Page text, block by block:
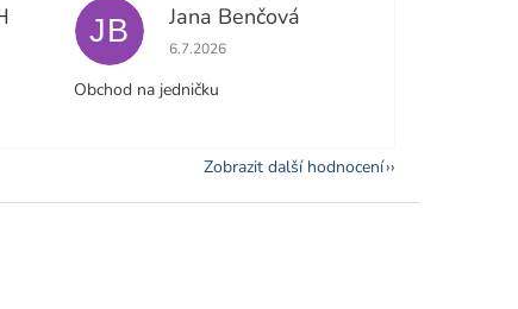
z 5 hvězdiček.
JB Jana Benčová
Hodnocení obchodu je 5 z 5 hvězdiček.
6.7.2026
Obchod na jedničku
Zobrazit další hodnocení